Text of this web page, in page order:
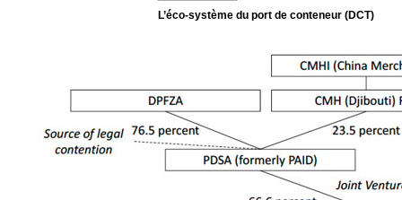
L’éco-système du port de conteneur (DCT)